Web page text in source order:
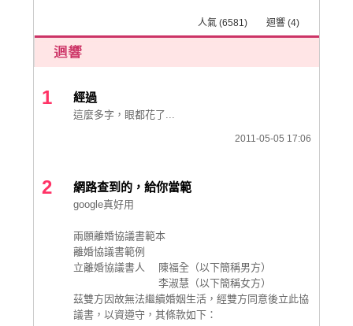
人氣 (6581) 迴響 (4)
1 經過
這麼多字，眼都花了...
2011-05-05 17:06
2 網路查到的，給你當範
google真好用
兩願離婚協議書範本
離婚協議書範例
立離婚協議書人 陳福全（以下簡稱男方）
李淑慧（以下簡稱女方）
茲雙方因故無法繼續婚姻生活，經雙方同意後立此協
議書，以資遵守，其條款如下：